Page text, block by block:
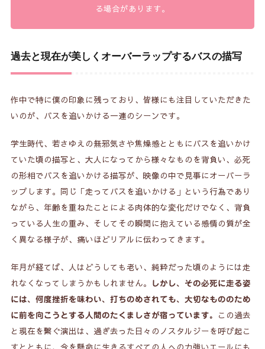
る場合があります。
過去と現在が美しくオーバーラップするバスの描写
作中で特に僕の印象に残っており、皆様にも注目していただきた
いのが、バスを追いかける一連のシーンです。
学生時代、若さゆえの無邪気さや焦燥感とともにバスを追いかけ
ていた頃の描写と、大人になってから様々なものを背負い、必死
の形相でバスを追いかける描写が、映像の中で見事にオーバーラ
ップします。同じ「走ってバスを追いかける」という行為であり
ながら、年齢を重ねたことによる肉体的な変化だけでなく、背負
っている人生の重み、そしてその瞬間に抱えている感情の質が全
く異なる様子が、痛いほどリアルに伝わってきます。
年月が経てば、人はどうしても老い、純粋だった頃のようには走
れなくなってしまうかもしれません。
しかし、その必死に走る姿
には、何度挫折を味わい、打ちのめされても、大切なもののため
に前を向こうとする人間のたくましさが宿っています。
この過去
と現在を繋ぐ演出は、過ぎ去った日々のノスタルジーを呼び起こ